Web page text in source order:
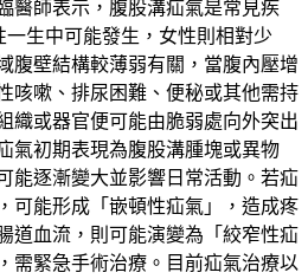
醫師表示，腹股溝疝氣是常見疾
一生中可能發生，女性則相對少
腹壁結構較薄弱有關，當腹內壓增
咳嗽、排尿困難、便秘或其他需持
織或器官便可能由脆弱處向外突出
氣初期表現為腹股溝腫塊或異物
能逐漸變大並影響日常活動。若疝
可能形成「嵌頓性疝氣」，造成疼
道血流，則可能演變為「絞窄性疝
需緊急手術治療。目前疝氣治療以